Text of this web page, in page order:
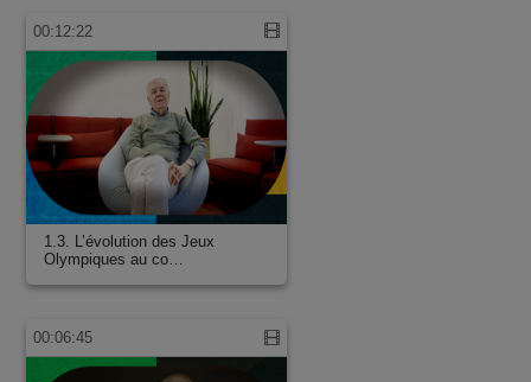
00:12:22
1.3. L’évolution des Jeux
Olympiques au co…
00:06:45